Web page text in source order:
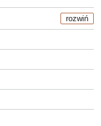
rozwiń